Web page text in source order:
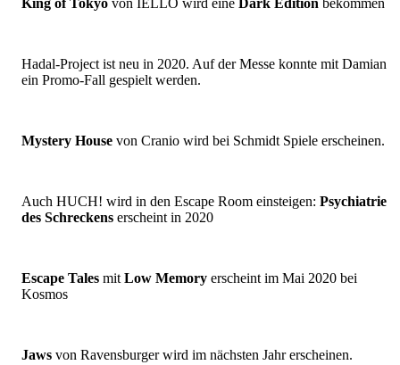
Hadal-Project ist neu in 2020. Auf der Messe konnte mit Damian
ein Promo-Fall gespielt werden.
Mystery House von Cranio wird bei Schmidt Spiele erscheinen.
Auch HUCH! wird in den Escape Room einsteigen: Psychiatrie
des Schreckens erscheint in 2020
Escape Tales mit Low Memory erscheint im Mai 2020 bei
Kosmos
Jaws von Ravensburger wird im nächsten Jahr erscheinen.